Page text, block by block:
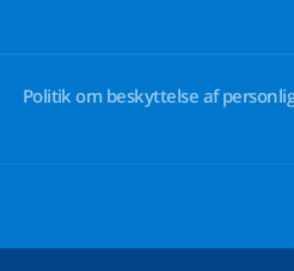
Politik om beskyttelse af